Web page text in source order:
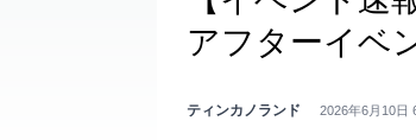
アフターイベ
ティンカノランド 2026年6月10日